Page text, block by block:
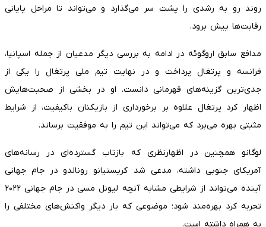
روند رو به رشدی را پشت سر می‌گذارد و می‌تواند تا مراحل پایانی
رقابت‌ها پیش برود.
مدافع سابق اروگوئه در ادامه به بررسی دیگر مدعیان از جمله اسپانیا،
فرانسه و پرتغال پرداخت و در نهایت تیم ملی پرتغال را یکی از
جدی‌ترین گزینه‌های قهرمانی دانست. او در بخشی از صحبت‌هایش
اظهار کرد پرتغال علاوه بر برخورداری از بازیکنان باکیفیت، از شرایط
مثبتی بهره می‌برد که می‌تواند این تیم را به موفقیت برساند.
لوگانو همچنین در اظهارنظری که بازتاب گسترده‌ای در رسانه‌های
آمریکای جنوبی داشته، مدعی شد کریستیانو رونالدو در جام جهانی
آینده می‌تواند از شرایطی مشابه آنچه لیونل مسی در جام جهانی ۲۰۲۲
تجربه کرد بهره‌مند شود؛ موضوعی که بار دیگر واکنش‌های مختلفی را
به همراه داشته است.